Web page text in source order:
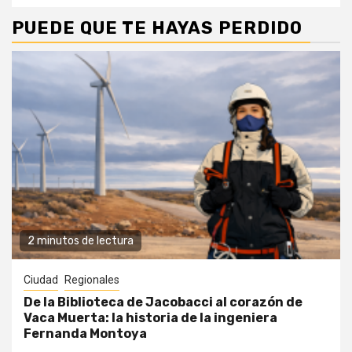
PUEDE QUE TE HAYAS PERDIDO
2 minutos de lectura
Ciudad Regionales
De la Biblioteca de Jacobacci al corazón de
Vaca Muerta: la historia de la ingeniera
Fernanda Montoya